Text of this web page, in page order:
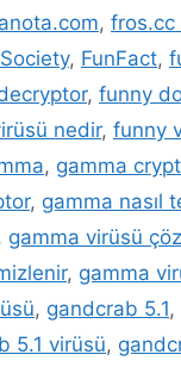
, fros.cc
, FunFact,
, funny
nedir, funny
, gamma
, gamma nasıl
gamma virüsü
, gamma
, gandcrab 5.1,
5.1 virüsü,